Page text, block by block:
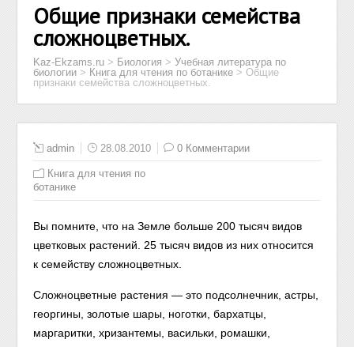
Общие признаки семейства
сложноцветных.
Kaz-Ekzams.ru > Биология >Учебная литература по
биологии > Книга для чтения по ботанике >Общие
признаки семейства сложноцветных.
admin 28.08.2010 0 Комментарии
Книга для чтения по
ботанике
Вы помните, что на Земле больше 200 тысяч видов
цветковых растений. 25 тысяч видов из них относится
к семейству сложноцветных.
Сложноцветные растения — это подсолнечник, астры,
георгины, золотые шары, ноготки, бархатцы,
маргаритки, хризантемы, васильки, ромашки,